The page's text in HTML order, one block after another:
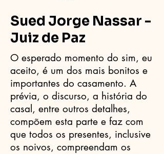
Sued Jorge Nassar -
Juiz de Paz
O esperado momento do sim, eu
aceito, é um dos mais bonitos e
importantes do casamento. A
prévia, o discurso, a história do
casal, entre outros detalhes,
compõem esta parte e faz com
que todos os presentes, inclusive
os noivos, compreendam os